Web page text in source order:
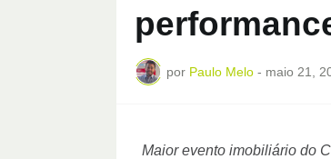
por Paulo Melo - maio 21,
Maior evento imobiliário do